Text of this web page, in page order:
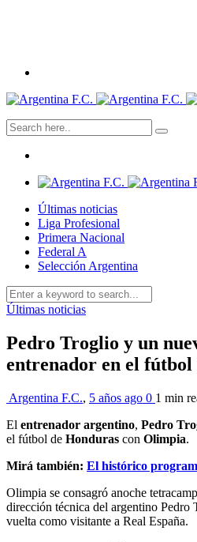
Últimas noticias
Liga Profesional
Primera Nacional
Federal A
Selección Argentina
Últimas noticias
Pedro Troglio y un
entrenador en el
Argentina F.C., 5 años ago 0 1 min
El entrenador argentino, Pedro
el fútbol de Honduras con Olimpia.
Mirá también: El histórico
Olimpia se consagró anoche
dirección técnica del argentino Pedro
vuelta como visitante a Real España.